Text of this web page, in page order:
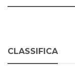
CLASSIFICA